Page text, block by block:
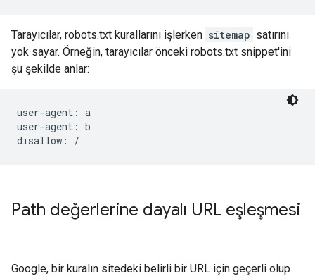
Tarayıcılar, robots.txt kurallarını işlerken sitemap satırını
yok sayar. Örneğin, tarayıcılar önceki robots.txt snippet'ini
şu şekilde anlar:
user-agent: a
user-agent: b
disallow: /
Path değerlerine dayalı URL eşleşmesi
Google, bir kuralın sitedeki belirli bir URL için geçerli olup